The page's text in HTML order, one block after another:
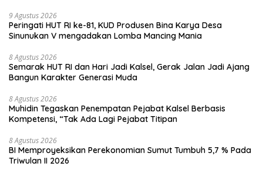
9 Agustus 2026
Peringati HUT RI ke-81, KUD Produsen Bina Karya Desa
Sinunukan V mengadakan Lomba Mancing Mania
8 Agustus 2026
Semarak HUT RI dan Hari Jadi Kalsel, Gerak Jalan Jadi Ajang
Bangun Karakter Generasi Muda
8 Agustus 2026
Muhidin Tegaskan Penempatan Pejabat Kalsel Berbasis
Kompetensi, “Tak Ada Lagi Pejabat Titipan
8 Agustus 2026
BI Memproyeksikan Perekonomian Sumut Tumbuh 5,7 % Pada
Triwulan II 2026